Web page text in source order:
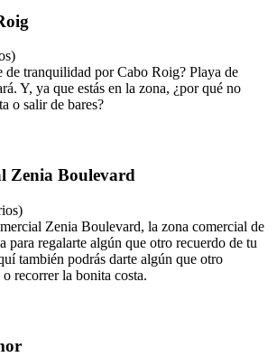
de tranquilidad por Cabo Roig? Playa de
Y, ya que estás en la zona, ¿por qué no
o salir de bares?
Zenia Boulevard
Zenia Boulevard, la zona comercial de
para regalarte algún que otro recuerdo de tu
también podrás darte algún que otro
recorrer la bonita costa.